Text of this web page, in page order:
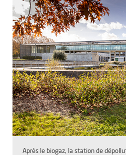
Après le biogaz, la station de